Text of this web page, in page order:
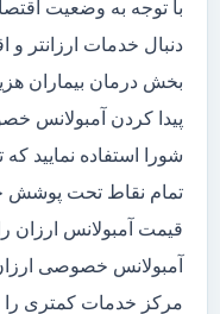
با توجه به وضعیت
دنبال خدمات ارزانتر
بخش درمان بیماران
پیدا کردن آمبولانس
شورا استفاده نمایید
تمام نقاط تحت پوشش
قیمت آمبولانس ارزان
آمبولانس خصوصی
مرکز خدمات کمتری را